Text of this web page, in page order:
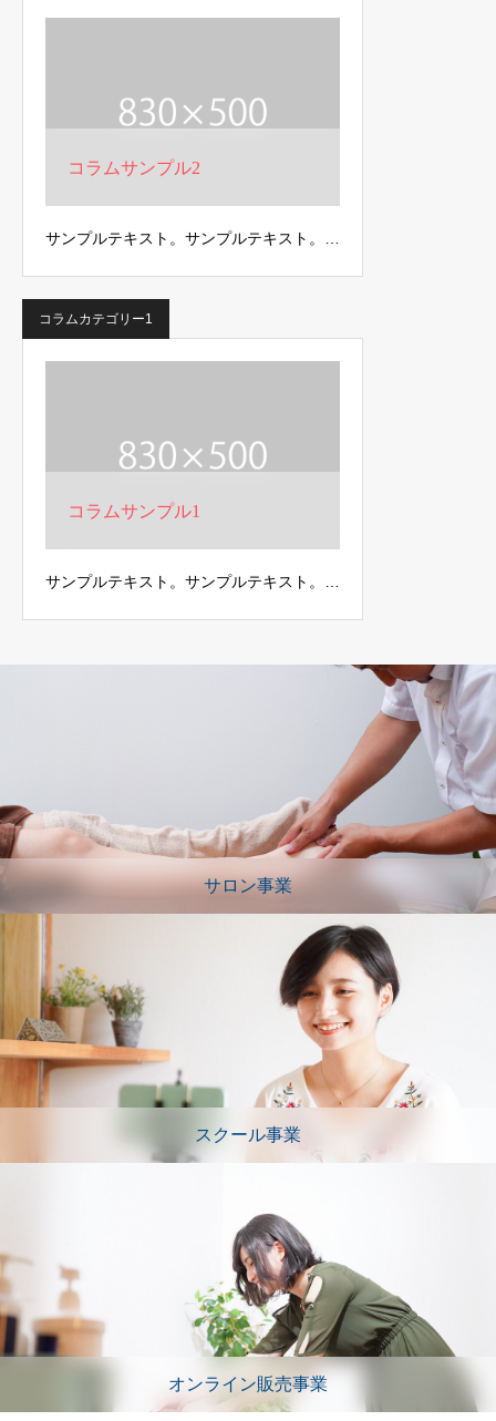
コラムサンプル2
サンプルテキスト。サンプルテキスト。…
コラムカテゴリー1
コラムサンプル1
サンプルテキスト。サンプルテキスト。…
サロン事業
スクール事業
オンライン販売事業